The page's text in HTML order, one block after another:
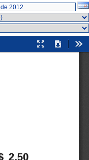
Modo
de
Download